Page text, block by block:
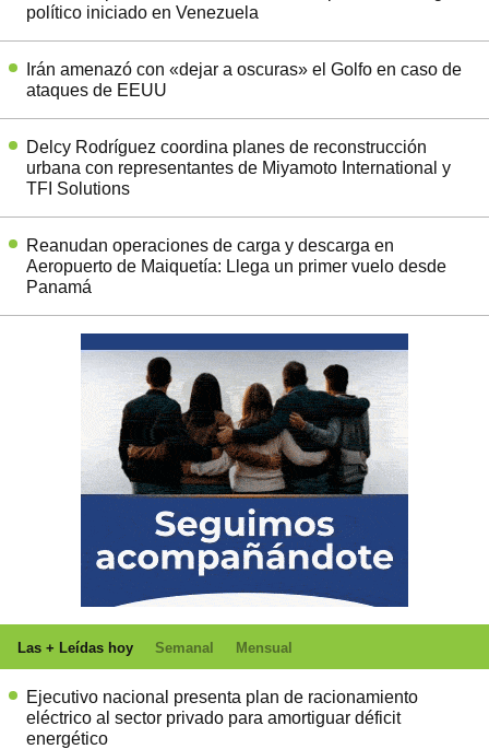
político iniciado en Venezuela
Irán amenazó con «dejar a oscuras» el Golfo en caso de
ataques de EEUU
Delcy Rodríguez coordina planes de reconstrucción
urbana con representantes de Miyamoto International y
TFI Solutions
Reanudan operaciones de carga y descarga en
Aeropuerto de Maiquetía: Llega un primer vuelo desde
Panamá
Las + Leídas hoy Semanal Mensual
Ejecutivo nacional presenta plan de racionamiento
eléctrico al sector privado para amortiguar déficit
energético